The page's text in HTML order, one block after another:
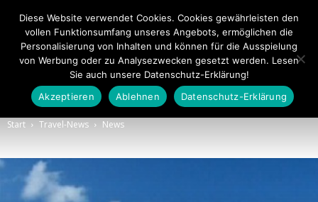
Touristiknews.de
Start Travel-News News
Diese Website verwendet Cookies. Cookies gewährleisten den
vollen Funktionsumfang unseres Angebots, ermöglichen die
Personalisierung von Inhalten und können für die Ausspielung
von Werbung oder zu Analysezwecken gesetzt werden. Lesen
Sie auch unsere Datenschutz-Erklärung!
Akzeptieren
Ablehnen Datenschutz-Erklärung